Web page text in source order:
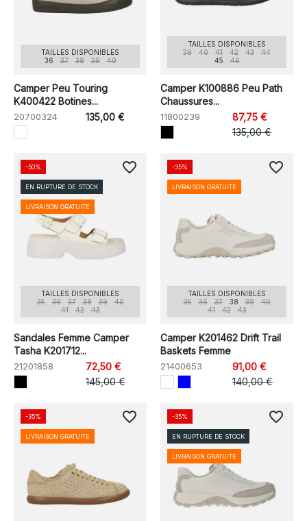
TAILLES DISPONIBLES
36
37 38 39 40
Camper Peu Touring
K400422 Botines...
20700324 135,00 €
TAILLES DISPONIBLES
39
40 41 42 43
44
45
46
Camper K100886 Peu Path
Chaussures...
11800239
87,75 €
135,00 €
TAILLES DISPONIBLES
35
36 37 38 39
40
41
42 43
Sandales Femme Camper
Tasha K201712...
21201858
72,50 €
145,00 €
-50%
EN RUPTURE DE STOCK
LIVRAISON GRATUITE
favorite_border
TAILLES DISPONIBLES
35
36 37 38 39
40
41
42 43
Camper K201462 Drift Trail
Baskets Femme
21400653
91,00 €
140,00 €
-35%
LIVRAISON GRATUITE
favorite_border
-35%
LIVRAISON GRATUITE
favorite_border -35%
EN RUPTURE DE STOCK
LIVRAISON GRATUITE
favorite_border